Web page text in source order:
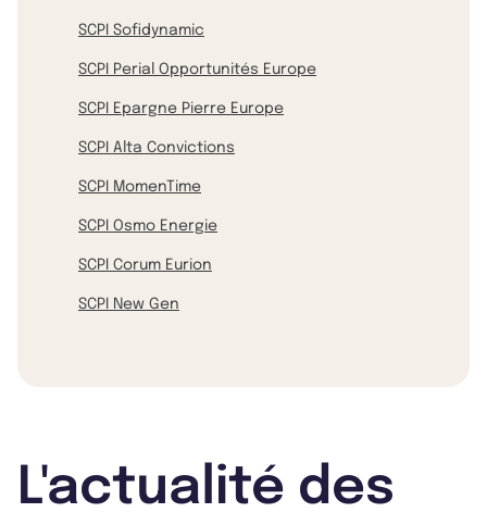
SCPI Sofidynamic
SCPI Perial Opportunités Europe
SCPI Epargne Pierre Europe
SCPI Alta Convictions
SCPI MomenTime
SCPI Osmo Energie
SCPI Corum Eurion
SCPI New Gen
L'actualité des